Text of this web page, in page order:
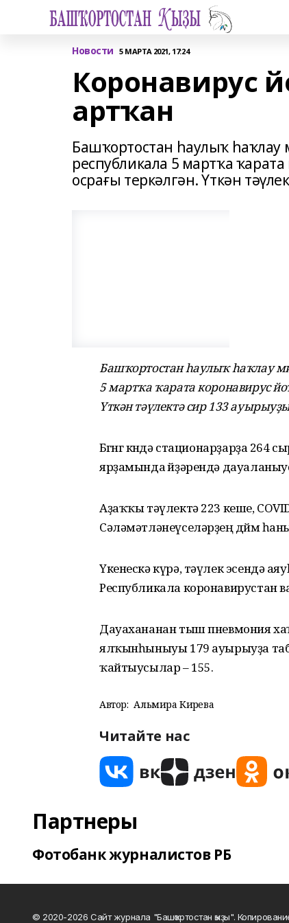
Новости 5 МАРТА 2021, 17:24
Коронавирус
артҡан
Башҡортостан һаулыҡ
республикала 5 мартҡа
осрағы теркәлгән. Үткән
Башҡортостан һаулыҡ һаҡлау
5 мартҡа ҡарата коронавирус
Үткән тәүлектә сир 133
Бөгөнгө көндә стационарҙарҙа
ярҙамында өйҙәрендә
Аҙаҡҡы тәүлектә 223 кеше,
Сәләмәтләнеүселәрҙең дөйөм
Үкенескә күрә, тәүлек эсендә
Республикала коронавирустан
Дауахананан тыш пневмония
ялҡынһыныуы 179 ауырыуҙа
ҡайтыусылар – 155.
Автор: Альмира Кирәева
Читайте нас
Партнеры
Фотобанк журналистов РБ
© 2020-2026 Сайт журнала "Башҡортостан ҡыҙы".